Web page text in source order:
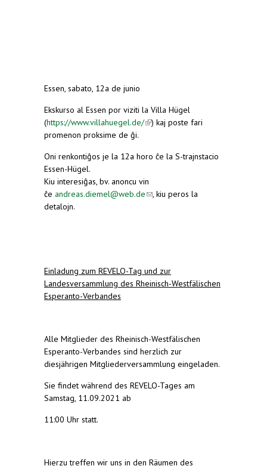
Essen, sabato, 12a de junio
Ekskurso al Essen por viziti la Villa Hügel
(https://www.villahuegel.de/(link is external)
) kaj poste fari
promenon proksime de ĝi.
Oni renkontiĝos je la 12a horo ĉe la S-trajnstacio
Essen-Hügel.
Kiu interesiĝas, bv. anoncu vin
ĉe andreas.diemel@web.de(link sends e-mail)
, kiu peros la
detalojn.
Einladung zum REVELO-Tag und zur
Landesversammlung des Rheinisch-Westfälischen
Esperanto-Verbandes
Alle Mitglieder des Rheinisch-Westfälischen
Esperanto-Verbandes sind herzlich zur
diesjährigen Mitgliederversammlung eingeladen.
Sie findet während des REVELO-Tages am
Samstag, 11.09.2021 ab
11:00 Uhr statt.
Hierzu treffen wir uns in den Räumen des